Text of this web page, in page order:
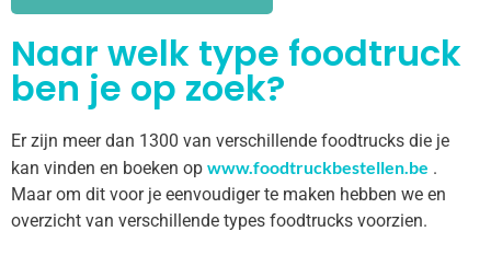
Naar welk type foodtruck
ben je op zoek?
Er zijn meer dan 1300 van verschillende foodtrucks die je
kan vinden en boeken op www.foodtruckbestellen.be .
Maar om dit voor je eenvoudiger te maken hebben we en
overzicht van verschillende types foodtrucks voorzien.